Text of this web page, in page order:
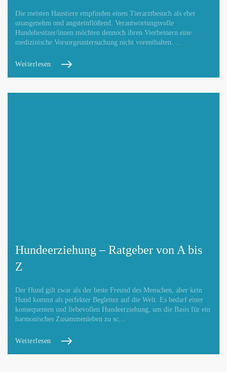
Die meisten Haustiere empfinden einen Tierarztbesuch als eher
unangenehm und angsteinflößend. Verantwortungsvolle
Hundebesitzer/innen möchten dennoch ihren Vierbeinern eine
medizinische Vorsorgeuntersuchung nicht vorenthalten. …
Weiterlesen
Hundeerziehung – Ratgeber von A bis
Z
Der Hund gilt zwar als der beste Freund des Menschen, aber kein
Hund kommt als perfekter Begleiter auf die Welt. Es bedarf einer
konsequenten und liebevollen Hundeerziehung, um die Basis für ein
harmonisches Zusammenleben zu sc…
Weiterlesen